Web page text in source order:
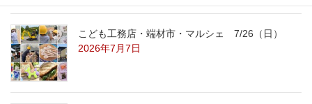
こども工務店・端材市・マルシェ 7/26（日）
2026年7月7日